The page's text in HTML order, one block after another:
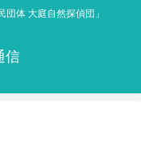
団体 大庭自然探偵団」
信